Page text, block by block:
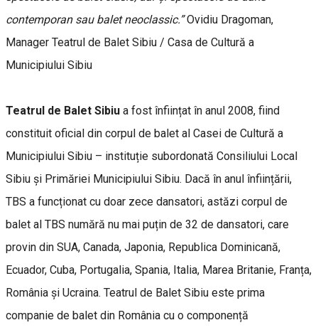
contemporan sau balet neoclassic.”Ovidiu Dragoman,
Manager Teatrul de Balet Sibiu / Casa de Cultură a
Municipiului Sibiu
Teatrul de Balet Sibiu a fost înființat în anul 2008, fiind
constituit oficial din corpul de balet al Casei de Cultură a
Municipiului Sibiu – instituție subordonată Consiliului Local
Sibiu și Primăriei Municipiului Sibiu. Dacă în anul înființării,
TBS a funcționat cu doar zece dansatori, astăzi corpul de
balet al TBS numără nu mai puțin de 32 de dansatori, care
provin din SUA, Canada, Japonia, Republica Dominicană,
Ecuador, Cuba, Portugalia, Spania, Italia, Marea Britanie, Franța,
România și Ucraina. Teatrul de Balet Sibiu este prima
companie de balet din România cu o componență